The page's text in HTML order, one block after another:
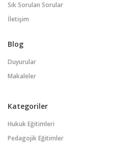
Sık Sorulan Sorular
İletişim
Blog
Duyurular
Makaleler
Kategoriler
Hukuk Eğitimleri
Pedagojik Eğitimler